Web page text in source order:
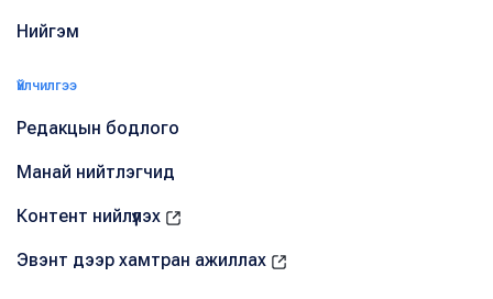
Нийгэм
Үйлчилгээ
Редакцын бодлого
Манай нийтлэгчид
Контент нийлүүлэх
Эвэнт дээр хамтран ажиллах